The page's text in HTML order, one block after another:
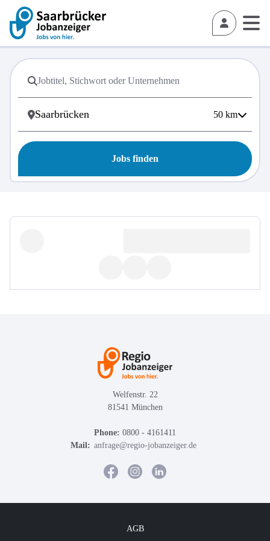
50 km
Jobs finden
Welfenstr. 22
81541 München
Phone: 0800 - 4161411
Mail: anfrage@regio-jobanzeiger.de
AGB